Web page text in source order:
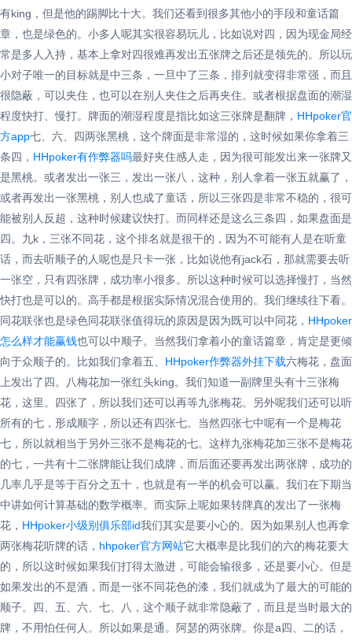
有king，但是他的踢脚比十大。我们还看到很多其他小的手段和童话篇
章，也是绿色的。小多人呢其实很容易玩儿，比如说对四，因为现金局经
常是多人入持，基本上拿对四很难再发出五张牌之后还是领先的。所以玩
小对子唯一的目标就是中三条，一旦中了三条，排列就变得非常强，而且
很隐蔽，可以夹住，也可以在别人夹住之后再夹住。或者根据盘面的潮湿
程度快打、慢打。牌面的潮湿程度是指比如这三张牌是翻牌， HHpoker官
方app七、六、四两张黑桃，这个牌面是非常湿的，这时候如果你拿着三
条四， HHpoker有作弊器吗最好夹住感人走，因为很可能发出来一张牌又
是黑桃。或者发出一张三，发出一张八，这种，别人拿着一张五就赢了，
或者再发出一张黑桃，别人也成了童话，所以三张四是非常不稳的，很可
能被别人反超，这种时候建议快打。而同样还是这么三条四，如果盘面是
四。九k，三张不同花，这个排名就是很干的，因为不可能有人是在听童
话，而去听顺子的人呢也是只卡一张，比如说他有jack石，那就需要去听
一张空，只有四张牌，成功率小很多。所以这种时候可以选择慢打，当然
快打也是可以的。高手都是根据实际情况混合使用的。我们继续往下看。
同花联张也是绿色同花联张值得玩的原因是因为既可以中同花， HHpoker
怎么样才能赢钱也可以中顺子。当然我们拿着小的童话篇章，肯定是更倾
向于众顺子的。比如我们拿着五、 HHpoker作弊器外挂下载六梅花，盘面
上发出了四。八梅花加一张红头king。我们知道一副牌里头有十三张梅
花，这里。四张了，所以我们还可以再等九张梅花。另外呢我们还可以听
所有的七，形成顺字，所以还有四张七。当然四张七中呢有一个是梅花
七，所以就相当于另外三张不是梅花的七。这样九张梅花加三张不是梅花
的七，一共有十二张牌能让我们成牌，而后面还要再发出两张牌，成功的
几率几乎是等于百分之五十，也就是有一半的机会可以赢。我们在下期当
中讲如何计算基础的数学概率。而实际上呢如果转牌真的发出了一张梅
花， HHpoker小级别俱乐部id我们其实是要小心的。因为如果别人也再拿
两张梅花听牌的话， hhpoker官方网站它大概率是比我们的六的梅花要大
的，所以这时候如果我们打得太激进，可能会输很多，还是要小心。但是
如果发出的不是酒，而是一张不同花色的漆，我们就成为了最大的可能的
顺子。四、五、六、七、八，这个顺子就非常隐蔽了，而且是当时最大的
牌，不用怕任何人。所以如果是通。阿瑟的两张牌。你是a四、二的话，